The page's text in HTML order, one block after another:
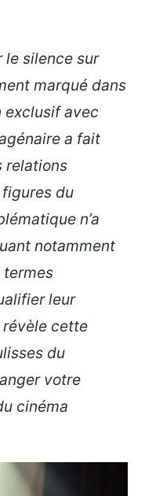
le silence sur
marqué dans
exclusif avec
a fait
relations
du
n’a
notamment
termes
leur
révèle cette
du
votre
cinéma